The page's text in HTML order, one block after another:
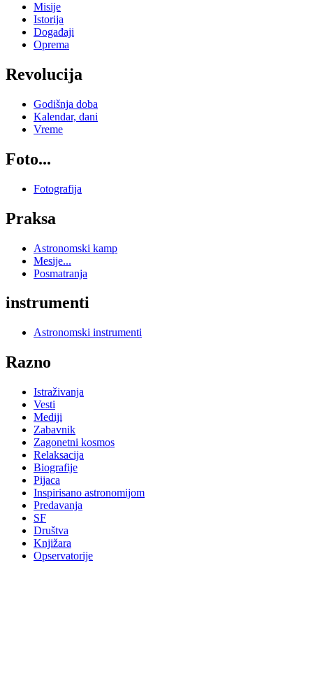
Misije
Istorija
Događaji
Oprema
Revolucija
Godišnja doba
Kalendar, dani
Vreme
Foto...
Fotografija
Praksa
Astronomski kamp
Mesije...
Posmatranja
instrumenti
Astronomski instrumenti
Razno
Istraživanja
Vesti
Mediji
Zabavnik
Zagonetni kosmos
Relaksacija
Biografije
Pijaca
Inspirisano astronomijom
Predavanja
SF
Društva
Knjižara
Opservatorije